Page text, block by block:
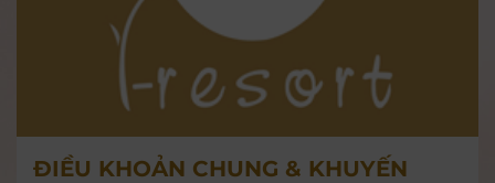
ĐIỀU KHOẢN CHUNG & KHUYẾN